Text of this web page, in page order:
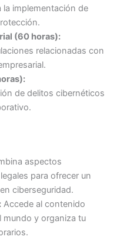
la implementación de
(60 horas):
relacionadas con
de delitos cibernéticos
aspectos
para ofrecer un
ciberseguridad.
Accede al contenido
mundo y organiza tu